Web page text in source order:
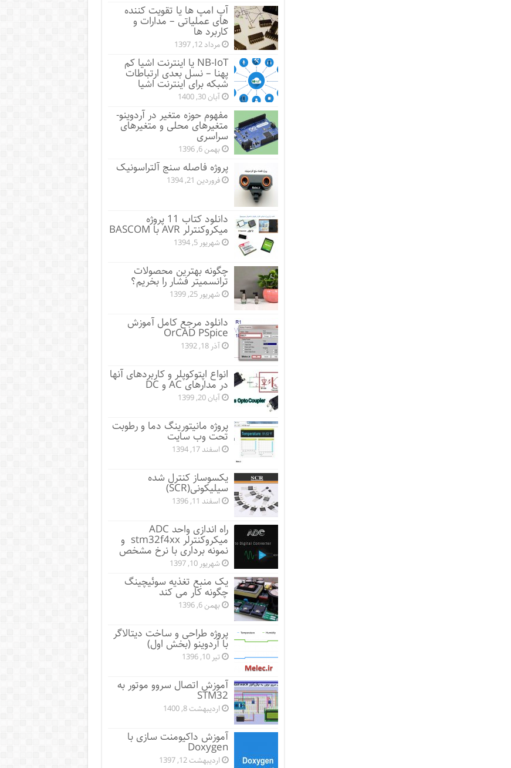
آپ امپ ها یا تقویت کننده
های عملیاتی – مدارات و
کاربرد ها
مرداد 12, 1397
NB-IoT یا اینترنت اشیا کم
پهنا – نسل بعدی ارتباطات
شبکه برای اینترنت اشیا
آبان 30, 1400
مفهوم حوزه متغیر در آردوینو-
متغیرهای محلی و متغیرهای
سراسری
بهمن 6, 1396
پروژه فاصله سنج آلتراسونیک
فروردین 21, 1394
دانلود کتاب 11 پروژه
میکروکنترلر AVR با BASCOM
شهریور 5, 1394
چگونه بهترین محصولات
ترانسمیتر فشار را بخریم؟
شهریور 25, 1399
دانلود مرجع کامل آموزش
OrCAD PSpice
آذر 18, 1392
انواع اپتوکوپلر و کاربردهای آنها
در مدارهای AC و DC
آبان 20, 1399
پروژه مانيتورينگ دما و رطوبت
تحت وب سایت
اسفند 17, 1394
یکسوساز کنترل شده
سیلیکونی(SCR)
اسفند 11, 1396
راه اندازی واحد ADC
میکروکنترلر stm32f4xx و
نمونه برداری با نرخ مشخص
شهریور 10, 1397
یک منبع تغذیه سوئیچینگ
چگونه کار می کند
بهمن 6, 1396
پروژه طراحی و ساخت دیتالاگر
با آردوینو (بخش اول)
تیر 10, 1396
آموزش اتصال سروو موتور به
STM32
اردیبهشت 8, 1400
آموزش داکیومنت سازی با
Doxygen
اردیبهشت 12, 1397